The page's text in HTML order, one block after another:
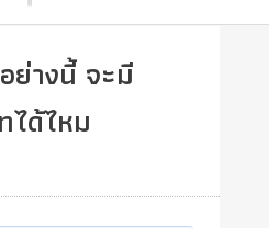
ย่างนี้ จะมี
ด้ไหม